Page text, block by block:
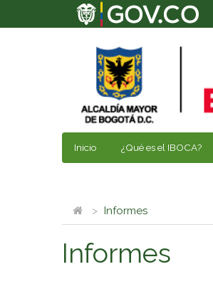
Inicio ¿Qué es el IBOCA?
Informes
Informes